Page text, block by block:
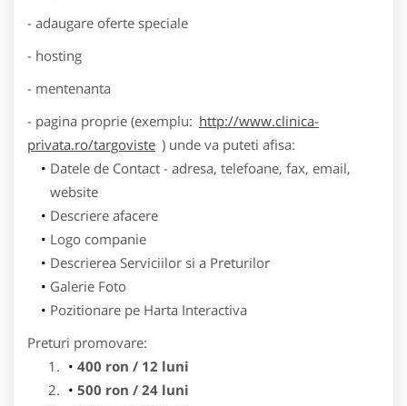
- adaugare oferte speciale
- hosting
- mentenanta
- pagina proprie (exemplu: http://www.clinica-
privata.ro/targoviste ) unde va puteti afisa:
Datele de Contact - adresa, telefoane, fax, email,
website
Descriere afacere
Logo companie
Descrierea Serviciilor si a Preturilor
Galerie Foto
Pozitionare pe Harta Interactiva
Preturi promovare:
400 ron / 12 luni
500 ron / 24 luni